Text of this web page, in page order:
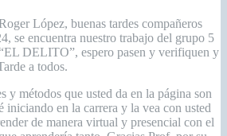
López, buenas tardes compañeros
se encuentra nuestro trabajo del grupo 5
DELITO”, espero pasen y verifiquen y
a todos.
y métodos que usted da en la página son
iniciando en la carrera y la vea con usted
de manera virtual y presencial con el